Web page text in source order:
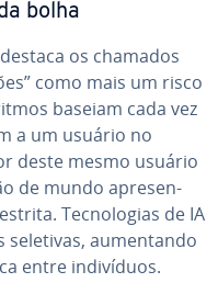
bolha
os chamados
como mais um risco
baseiam cada vez
a um usuário no
deste mesmo usuário
de mundo apre­sen­
Tec­no­lo­gias de IA
au­men­tando
entre in­di­ví­duos.